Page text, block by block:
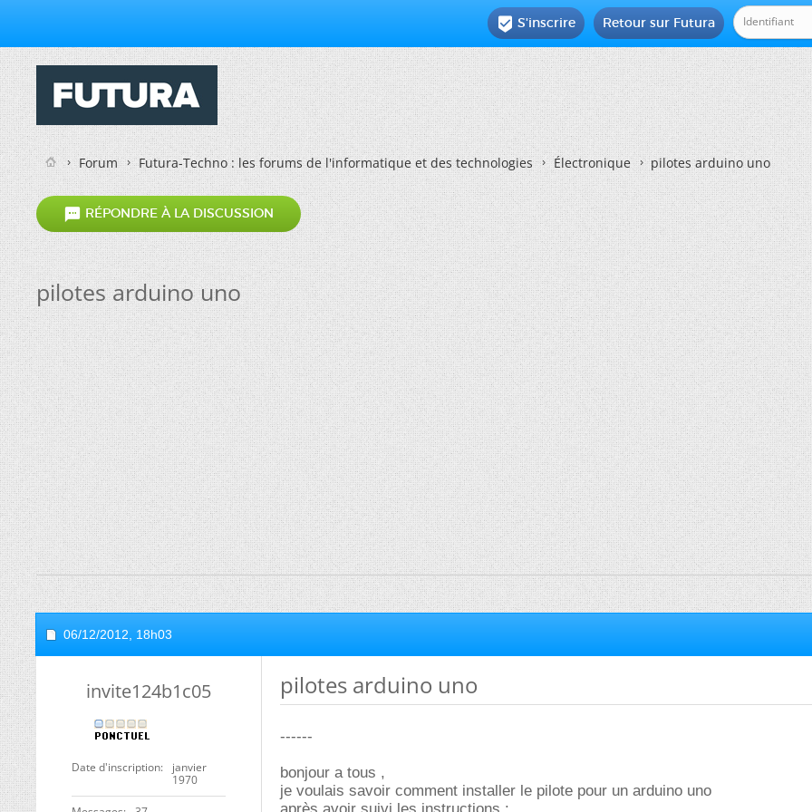
Retour sur Futura
 S'inscrire
Forum Futura-Techno : les forums de l'informatique et des technologies Électronique pilotes arduino uno
 RÉPONDRE À LA DISCUSSION
pilotes arduino uno
06/12/2012, 18h03
invite124b1c05
Date d'inscription
janvier
1970
pilotes arduino uno
------
bonjour a tous ,
je voulais savoir comment installer le pilote pour un arduino uno